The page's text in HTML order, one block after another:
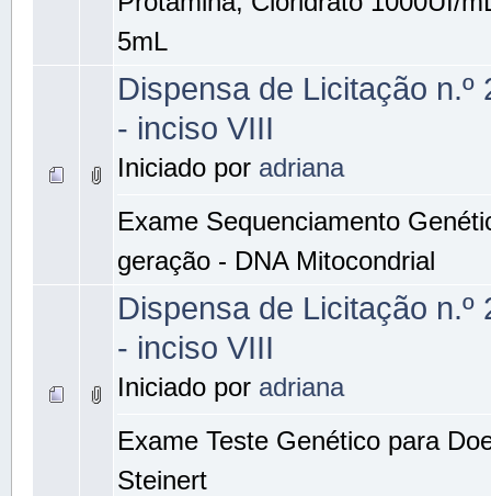
5mL
Dispensa de Licitação n.º
- inciso VIII
Iniciado por adriana
Exame Sequenciamento
geração - DNA Mitocondrial
Dispensa de Licitação n.º
- inciso VIII
Iniciado por adriana
Exame Teste Genético para
Steinert